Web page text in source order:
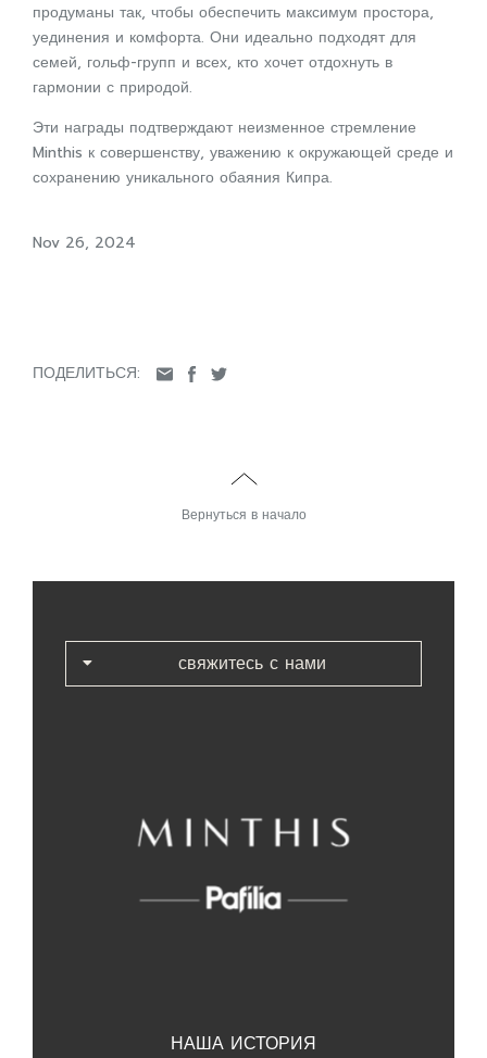
ПОДЕЛИТЬСЯ:
продуманы так, чтобы обеспечить максимум простора,
уединения и комфорта. Они идеально подходят для
семей, гольф-групп и всех, кто хочет отдохнуть в
гармонии с природой.
Эти награды подтверждают неизменное стремление
Minthis к совершенству, уважению к окружающей среде и
сохранению уникального обаяния Кипра.
Nov 26, 2024
Вернуться в начало
свяжитесь с нами
НАША ИСТОРИЯ